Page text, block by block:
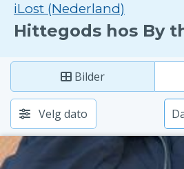
iLost (Nederland)
Hittegods hos By
Bilder
Velg dato